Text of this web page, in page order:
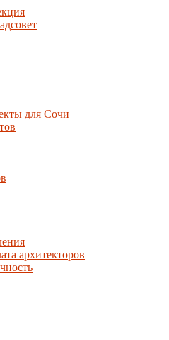
для Сочи
архитекторов